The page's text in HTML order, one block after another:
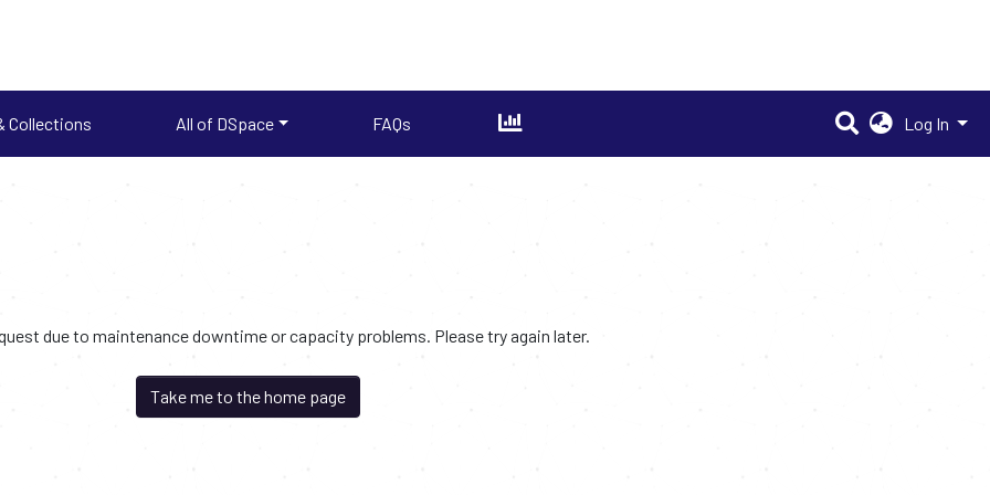
Collections All of DSpace FAQs Log In
due to maintenance downtime or capacity problems. Please try again later.
Take me to the home page